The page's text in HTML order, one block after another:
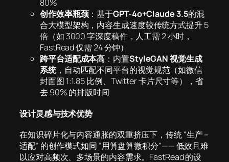
80%
创作效率瓶颈：基于GPT-4o+Claude 3.5的混
合大模型架构，内容生成速度较传统方式提升 5
倍（如 3000 字深度稿件，人工需 2 小时，
FastRead 仅需 24 分钟）
跨平台适配成本高 ：内置StyleGAN 视觉生成
系统，自动匹配不同平台的视觉规范（如微信
封面图 1:1.85 比例、Twitter 卡片尺寸等），省
去 90% 的排版时间
设计灵感与技术优势
在知识碎片化与内容通胀的双重挤压下，传统 “生产 –
适配” 的创作模式如同 “用算盘算微积分”—— 低效且难
以应对高频次、多场景的内容需求。FastRead 的设